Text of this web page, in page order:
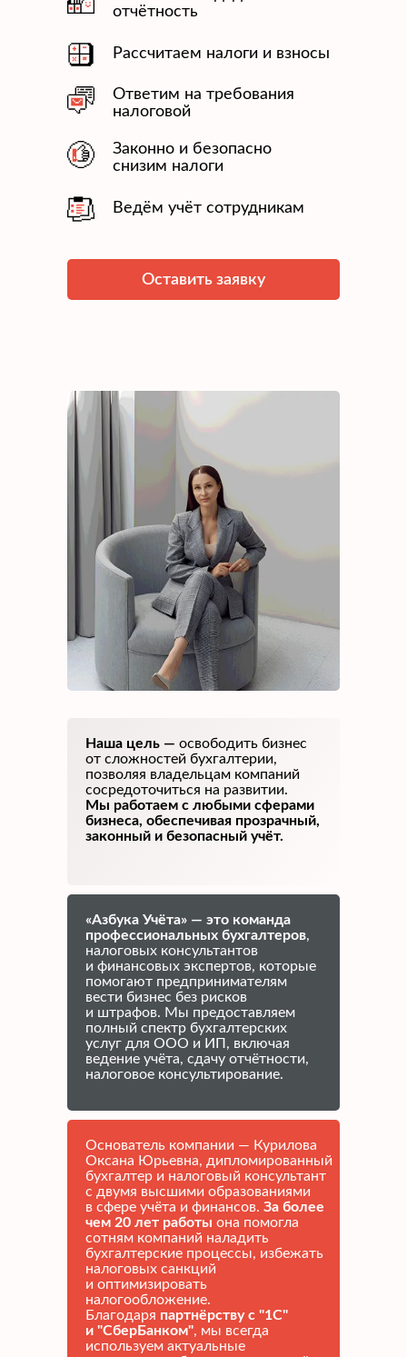
Законно и безопасно
снизим налоги
Рассчитаем налоги и взносы
Ответим на требования
налоговой
отчётность
Ведём учёт сотрудникам
Оставить заявку
Наша цель — освободить бизнес
от сложностей бухгалтерии,
позволяя владельцам компаний
сосредоточиться на развитии.
Мы работаем с любыми сферами
бизнеса, обеспечивая прозрачный,
законный и безопасный учёт.
«Азбука Учёта» — это команда
профессиональных бухгалтеров,
налоговых консультантов
и финансовых экспертов, которые
помогают предпринимателям
вести бизнес без рисков
и штрафов. Мы предоставляем
полный спектр бухгалтерских
услуг для ООО и ИП, включая
ведение учёта, сдачу отчётности,
налоговое консультирование.
Основатель компании — Курилова
Оксана Юрьевна, дипломированный
бухгалтер и налоговый консультант
с двумя высшими образованиями
в сфере учёта и финансов. За более
чем 20 лет работы она помогла
сотням компаний наладить
бухгалтерские процессы, избежать
налоговых санкций
и оптимизировать
налогообложение.
Благодаря партнёрству с "1С"
и "СберБанком", мы всегда
используем актуальные